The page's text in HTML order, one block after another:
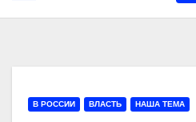
В РОССИИ ВЛАСТЬ НАША ТЕМА